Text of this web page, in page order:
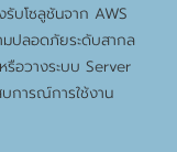
บโซลูชันจาก AWS
ปลอดภัยระดับสากล
อวางระบบ Server
การณ์การใช้งาน